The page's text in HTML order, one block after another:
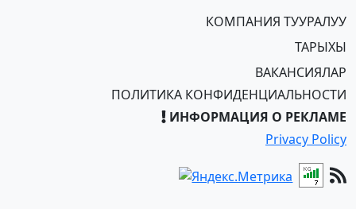
КОМПАНИЯ ТУУРАЛУУ
ТАРЫХЫ
ВАКАНСИЯЛАР
ПОЛИТИКА КОНФИДЕНЦИАЛЬНОСТИ
ИНФОРМАЦИЯ О РЕКЛАМЕ
Privacy Policy